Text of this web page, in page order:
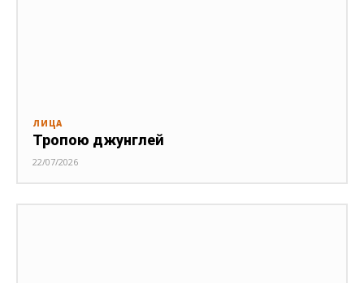
ЛИЦА
Тропою джунглей
22/07/2026